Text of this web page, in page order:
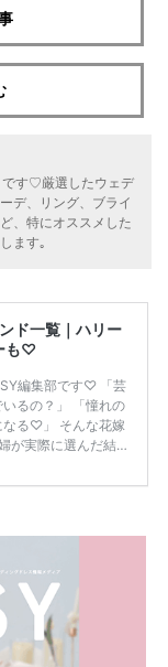
です♡厳選したウェデ
デ、リング、ブライ
、特にオススメした
ます｡
ド一覧｜ハリー
も♡
編集部です♡ 「芸
るの？」 「憧れの
なる♡」 そんな花嫁
が実際に選んだ結婚
ィファニーなど世界
などもあわせて解
指輪ってやっぱり
る？」 「人気ブラ